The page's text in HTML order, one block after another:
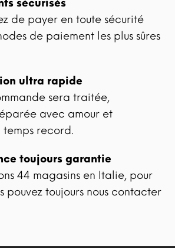
sécurisés
de payer en toute sécurité
de paiement les plus sûres
ultra rapide
sera traitée,
avec amour et
temps record.
toujours garantie
44 magasins en Italie, pour
pouvez toujours nous contacter